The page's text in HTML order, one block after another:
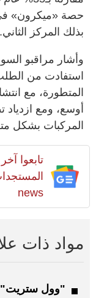
بذلك المركز الثاني.
وأشار مراقبو
استفادت من
المتطورة، مع
أوسع، ومع ازدياد
المركبات بشكل
تابعوا
news
مواد ذات
"وول ستريت"